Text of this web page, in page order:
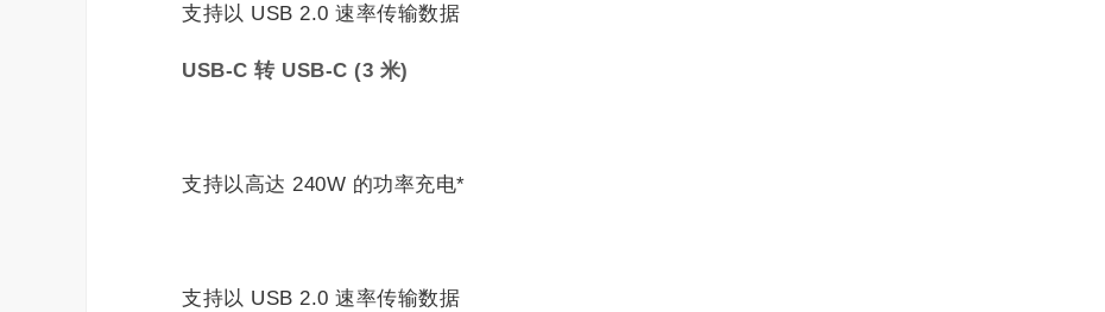
支持以 USB 2.0 速率传输数据
USB-C 转 USB-C (3 米)
支持以高达 240W 的功率充电*
支持以 USB 2.0 速率传输数据